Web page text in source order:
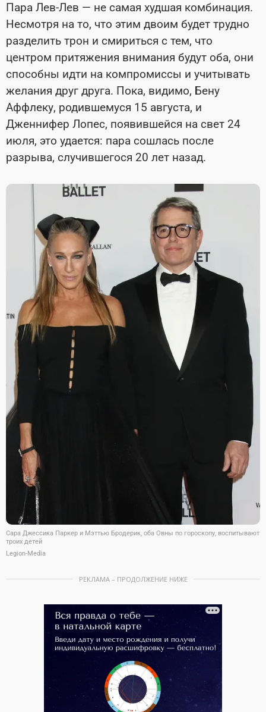
Пара Лев-Лев — не самая худшая комбинация.
Несмотря на то, что этим двоим будет трудно
разделить трон и смириться с тем, что
центром притяжения внимания будут оба, они
способны идти на компромиссы и учитывать
желания друг друга. Пока, видимо, Бену
Аффлеку, родившемуся 15 августа, и
Дженнифер Лопес, появившейся на свет 24
июля, это удается: пара сошлась после
разрыва, случившегося 20 лет назад.
Сара Джессика Паркер и Мэттью Бродерик, оба Овны по гороскопу, воспитывают
троих детей
Legion-Media
РЕКЛАМА – ПРОДОЛЖЕНИЕ НИЖЕ